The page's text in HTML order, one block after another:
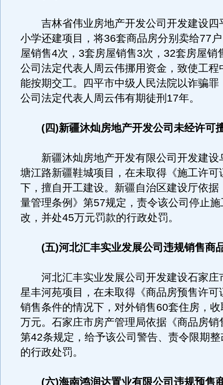
吉林省伟业房地产开发公司开发建设四
小学还建项目，将36套商品房分别卖给77
屋销售4次，3套房屋销售3次，32套房屋销
公司法定代表人周云伟挪用资金，致使工程
能按期交工。四平市中级人民法院以诈骗罪
公司法定代表人周云伟有期徒刑17年。
(四)新疆沐灿房地产开发公司未经许可
新疆沐灿房地产开发有限公司开发建设
塘江路新疆鞋城项目，在未取得《施工许可
下，擅自开工建设。新疆自治区建设厅依据
量管理条例》第57规定，责令该公司停止
改，并处45万元罚款的行政处罚。
(五)河北汇丰实业发展公司违规销售商
河北汇丰实业发展公司开发建设石家庄
星丰河苑项目，在未取得《商品房预售许可
销售条件的情况下，对外销售60套住房，
万元。石家庄市房产管理局依据《商品房销
第42条规定，给予该公司警告、责令限期
的行政处罚。
(六)海南鸿润达置业有限公司违规预售